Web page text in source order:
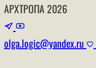
АРХТРОПА 2026
olga.logic@yandex.ru